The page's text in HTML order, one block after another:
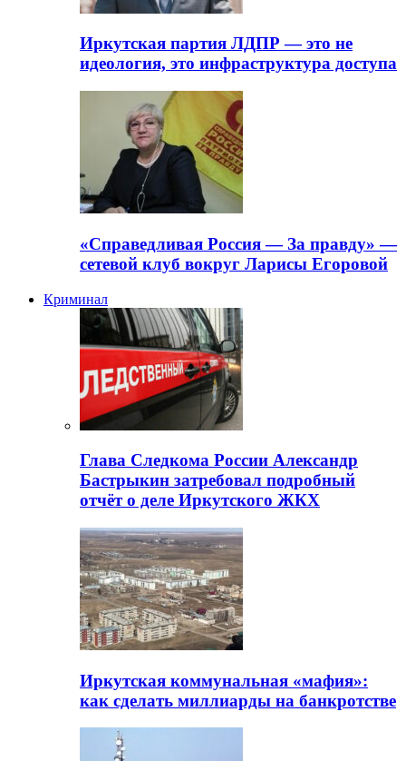
Иркутская партия ЛДПР — это не
идеология, это инфраструктура доступа
«Справедливая Россия — За правду» —
сетевой клуб вокруг Ларисы Егоровой
Криминал
Глава Следкома России Александр
Бастрыкин затребовал подробный
отчёт о деле Иркутского ЖКХ
Иркутская коммунальная «мафия»:
как сделать миллиарды на банкротстве